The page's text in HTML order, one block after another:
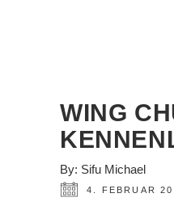
WING
By: Sifu Michael
4. FEBRUAR